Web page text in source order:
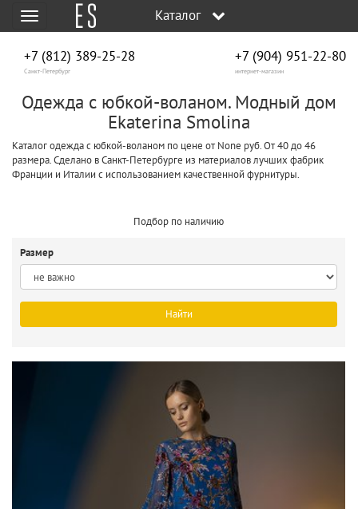
Меню Каталог
+7 (812) 389-25-28
Санкт-Петербург
+7 (904) 951‑22‑80
интернет-магазин
Одежда с юбкой-воланом. Модный дом
Ekaterina Smolina
Каталог одежда с юбкой-воланом по цене от None руб. От 40 до 46
размера. Сделано в Санкт-Петербурге из материалов лучших фабрик
Франции и Италии с использованием качественной фурнитуры.
Подбор по наличию
Размер